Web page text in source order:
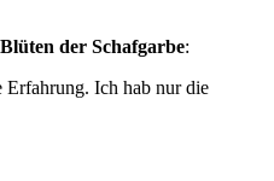
der Schafgarbe:
Erfahrung. Ich hab nur die